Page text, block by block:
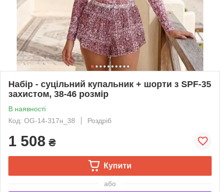
Набір - суцільний купальник + шорти з SPF-35
захистом, 38-46 розмір
В наявності
Код: OG-14-317н_38
Роздріб
1 508 ₴
Купити
або